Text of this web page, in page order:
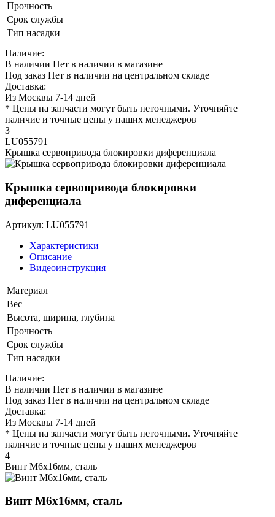
Прочность
Срок службы
Тип насадки
Наличие:
В наличии Нет в наличии в магазине
Под заказ Нет в наличии на центральном складе
Доставка:
Из Москвы 7-14 дней
* Цены на запчасти могут быть неточными. Уточняйте
наличие и точные цены у наших менеджеров
3
LU055791
Крышка сервопривода блокировки диференциала
Крышка сервопривода блокировки
диференциала
Артикул: LU055791
Характеристики
Описание
Видеоинструкция
Материал
Вес
Высота, ширина, глубина
Прочность
Срок службы
Тип насадки
Наличие:
В наличии Нет в наличии в магазине
Под заказ Нет в наличии на центральном складе
Доставка:
Из Москвы 7-14 дней
* Цены на запчасти могут быть неточными. Уточняйте
наличие и точные цены у наших менеджеров
4
Винт М6х16мм, сталь
Винт М6х16мм, сталь